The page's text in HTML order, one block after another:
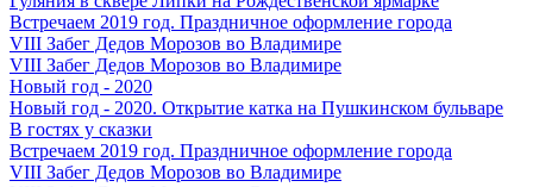
Встречаем 2019 год. Праздничное оформление города
VIII Забег Дедов Морозов во Владимире
VIII Забег Дедов Морозов во Владимире
Новый год - 2020
Новый год - 2020. Открытие катка на Пушкинском бульваре
В гостях у сказки
Встречаем 2019 год. Праздничное оформление города
VIII Забег Дедов Морозов во Владимире